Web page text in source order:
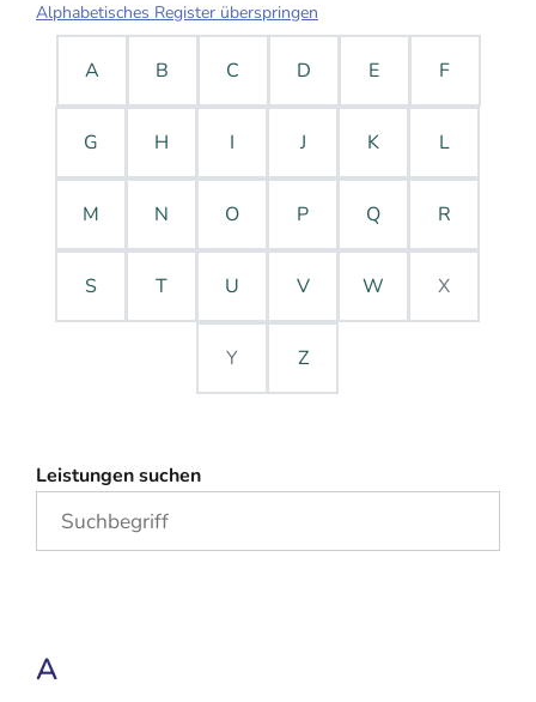
Alphabetisches Register überspringen
A B C D E F
G H I J K L
M N O P Q R
S T U V W X
Y Z
Leistungen suchen
A